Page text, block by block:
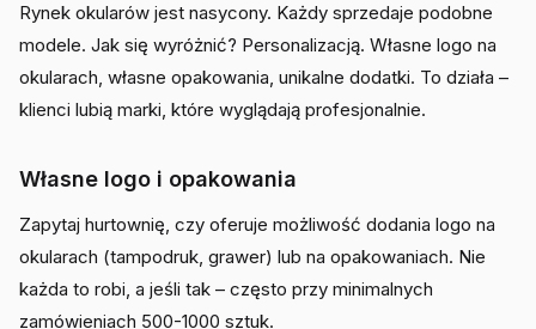
Rynek okularów jest nasycony. Każdy sprzedaje podobne
modele. Jak się wyróżnić? Personalizacją. Własne logo na
okularach, własne opakowania, unikalne dodatki. To działa –
klienci lubią marki, które wyglądają profesjonalnie.
Własne logo i opakowania
Zapytaj hurtownię, czy oferuje możliwość dodania logo na
okularach (tampodruk, grawer) lub na opakowaniach. Nie
każda to robi, a jeśli tak – często przy minimalnych
zamówieniach 500-1000 sztuk.